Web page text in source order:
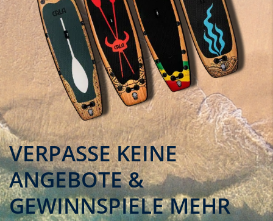
VERPASSE KEINE
ANGEBOTE &
GEWINNSPIELE MEHR